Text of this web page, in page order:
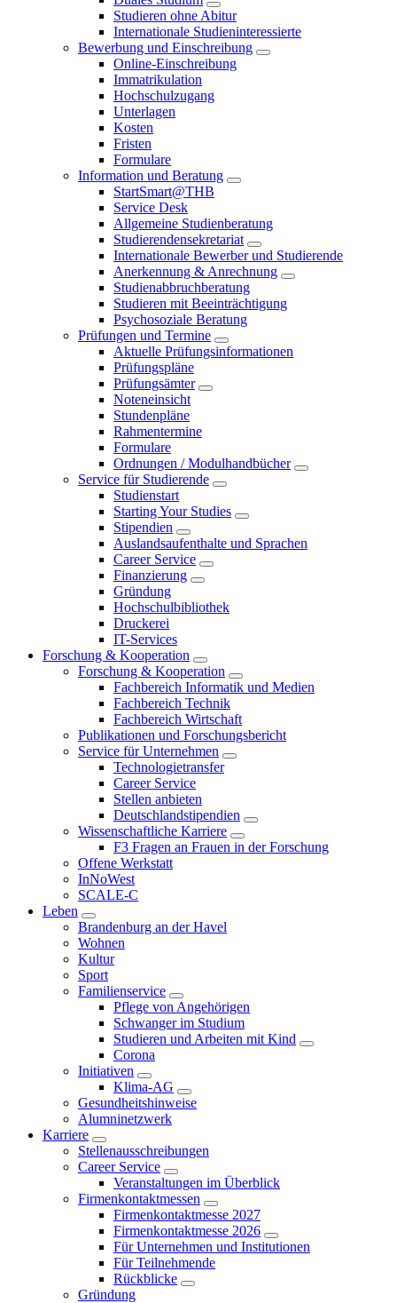
Studieren ohne Abitur
Internationale Studieninteressierte
Bewerbung und Einschreibung
Online-Einschreibung
Immatrikulation
Hochschulzugang
Unterlagen
Kosten
Fristen
Formulare
Information und Beratung
StartSmart@THB
Service Desk
Allgemeine Studienberatung
Studierendensekretariat
Internationale Bewerber und Studierende
Anerkennung & Anrechnung
Studienabbruchberatung
Studieren mit Beeinträchtigung
Psychosoziale Beratung
Prüfungen und Termine
Aktuelle Prüfungsinformationen
Prüfungspläne
Prüfungsämter
Noteneinsicht
Stundenpläne
Rahmentermine
Formulare
Ordnungen / Modulhandbücher
Service für Studierende
Studienstart
Starting Your Studies
Stipendien
Auslandsaufenthalte und Sprachen
Career Service
Finanzierung
Gründung
Hochschulbibliothek
Druckerei
IT-Services
Forschung & Kooperation
Forschung & Kooperation
Fachbereich Informatik und Medien
Fachbereich Technik
Fachbereich Wirtschaft
Publikationen und Forschungsbericht
Service für Unternehmen
Technologietransfer
Career Service
Stellen anbieten
Deutschlandstipendien
Wissenschaftliche Karriere
F3 Fragen an Frauen in der Forschung
Offene Werkstatt
InNoWest
SCALE-C
Leben
Brandenburg an der Havel
Wohnen
Kultur
Sport
Familienservice
Pflege von Angehörigen
Schwanger im Studium
Studieren und Arbeiten mit Kind
Corona
Initiativen
Klima-AG
Gesundheitshinweise
Alumninetzwerk
Karriere
Stellenausschreibungen
Career Service
Veranstaltungen im Überblick
Firmenkontaktmessen
Firmenkontaktmesse 2027
Firmenkontaktmesse 2026
Für Unternehmen und Institutionen
Für Teilnehmende
Rückblicke
Gründung